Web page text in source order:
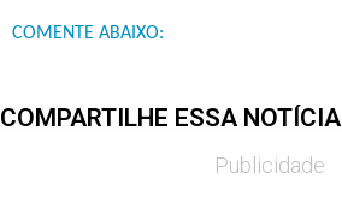
COMENTE ABAIXO:
COMPARTILHE ESSA NOTÍCIA
Publicidade